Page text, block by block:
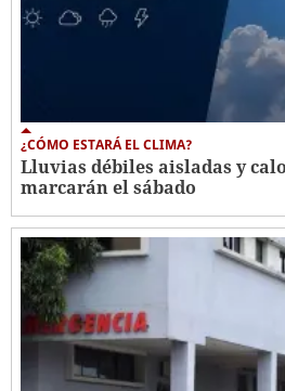
¿CÓMO ESTARÁ EL CLIMA?
Lluvias débiles aisladas y
marcarán el sábado